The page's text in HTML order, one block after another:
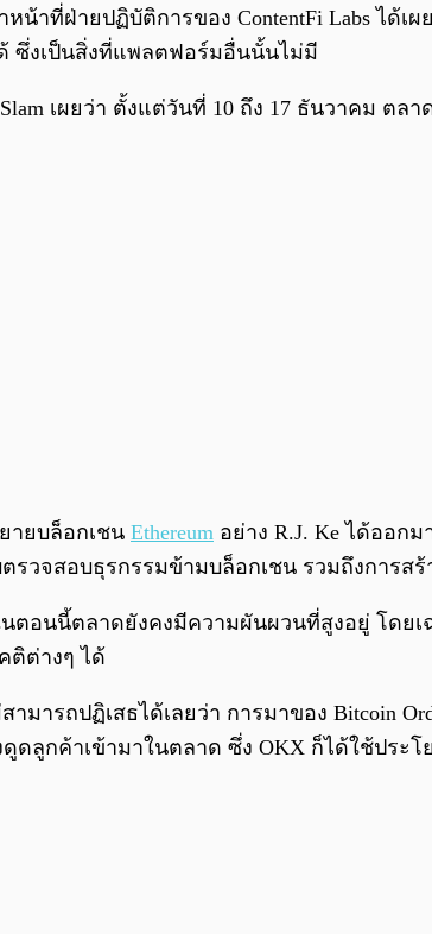
หน้าที่ฝ่ายปฏิบัติการของ ContentFi Labs ไ
ด้ ซึ่งเป็นสิ่งที่แพลตฟอร์มอื่นนั้นไม่มี
เผยว่า ตั้งแต่วันที่ 10 ถึง 17 ธันวาคม ตล
ายบล็อกเชน Ethereum อย่าง R.J. Ke ได้ออก
วจสอบธุรกรรมข้ามบล็อกเชน รวมถึงการสร้า
นตอนนี้ตลาดยังคงมีความผันผวนที่สูงอยู่ โดย
ติต่างๆ ได้
ามารถปฏิเสธได้เลยว่า การมาของ Bitcoin
ดลูกค้าเข้ามาในตลาด ซึ่ง OKX ก็ได้ใช้ประ